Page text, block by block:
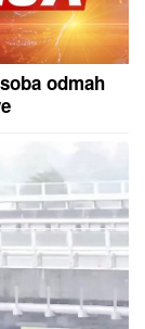
sa